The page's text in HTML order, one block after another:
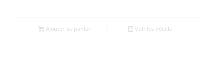
Ajouter au panier Voir les détails